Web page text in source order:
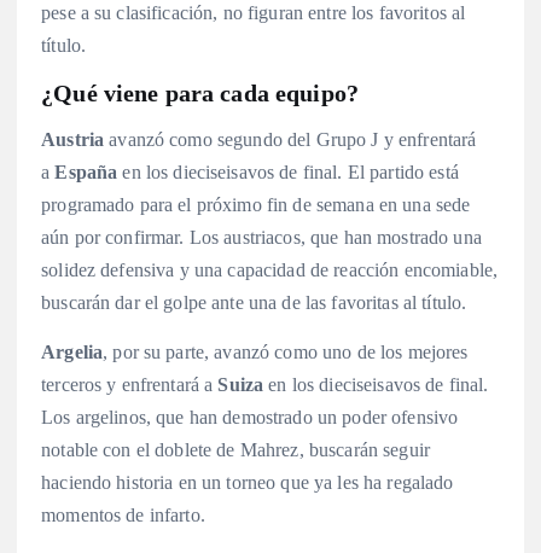
pese a su clasificación, no figuran entre los favoritos al
título.
¿Qué viene para cada equipo?
Austria avanzó como segundo del Grupo J y enfrentará
aEspaña en los dieciseisavos de final. El partido está
programado para el próximo fin de semana en una sede
aún por confirmar. Los austriacos, que han mostrado una
solidez defensiva y una capacidad de reacción encomiable,
buscarán dar el golpe ante una de las favoritas al título.
Argelia, por su parte, avanzó como uno de los mejores
terceros y enfrentará a Suiza en los dieciseisavos de final.
Los argelinos, que han demostrado un poder ofensivo
notable con el doblete de Mahrez, buscarán seguir
haciendo historia en un torneo que ya les ha regalado
momentos de infarto.